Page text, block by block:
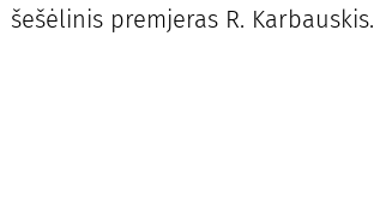
šešėlinis premjeras R. Karbauskis.